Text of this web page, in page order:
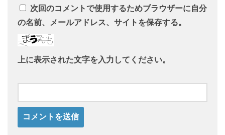
次回のコメントで使用するためブラウザーに自分
の名前、メールアドレス、サイトを保存する。
上に表示された文字を入力してください。